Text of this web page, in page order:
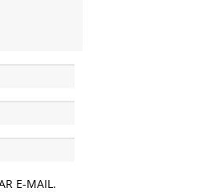
E-MAIL.